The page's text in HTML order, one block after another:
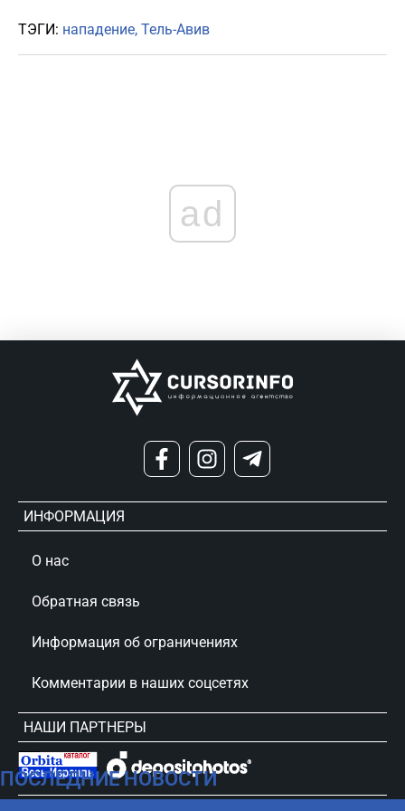
ТЭГИ: нападение Тель-Авив
ПОСЛЕДНИЕ НОВОСТИ
ad
ИНФОРМАЦИЯ
О нас
Обратная связь
Информация об ограничениях
Комментарии в наших соцсетях
НАШИ ПАРТНЕРЫ